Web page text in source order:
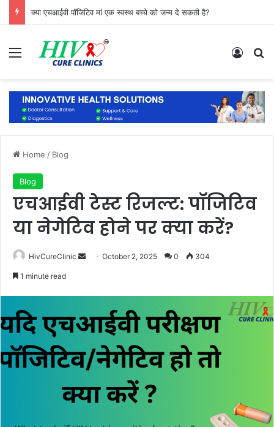
क्या एचआईवी पॉजिटिव मां एक स्वस्थ बच्चे को जन्म दे सकती है?
Menu Log In
Home / Blog
Blog
एचआईवी टेस्ट रिजल्ट: पॉजिटिव
या नेगेटिव होने पर क्या करें?
HivCureClinic
SendOctober 2, 2025 0 304
1 minute read